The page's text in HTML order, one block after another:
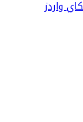
واردز